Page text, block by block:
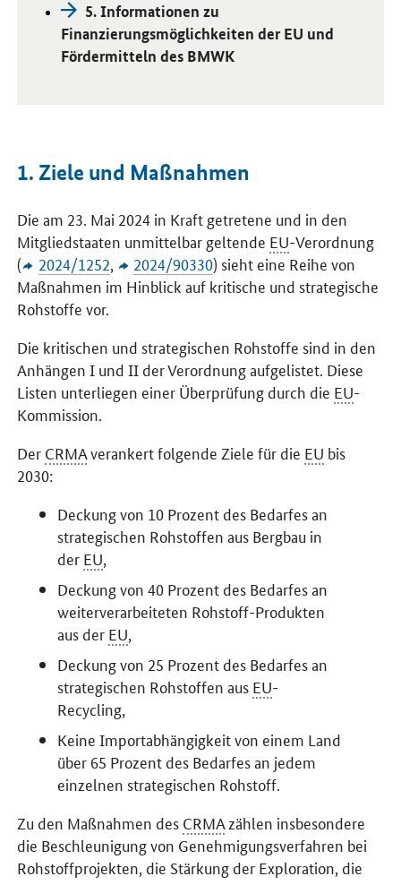
5. Informationen zu
Finanzierungsmöglichkeiten der EU und
Fördermitteln des BMWK
1. Ziele und Maßnahmen
Die am 23. Mai 2024 in Kraft getretene und in den
Mitgliedstaaten unmittelbar geltende EU-Verordnung
(
2024/1252, 2024/90330) sieht eine Reihe von
Maßnahmen im Hinblick auf kritische und strategische
Rohstoffe vor.
Die kritischen und strategischen Rohstoffe sind in den
Anhängen I und II der Verordnung aufgelistet. Diese
Listen unterliegen einer Überprüfung durch die EU-
Kommission.
Der CRMAverankert folgende Ziele für die EU bis
2030:
Deckung von 10 Prozent des Bedarfes an
strategischen Rohstoffen aus Bergbau in
der EU,
Deckung von 40 Prozent des Bedarfes an
weiterverarbeiteten Rohstoff-Produkten
aus der EU,
Deckung von 25 Prozent des Bedarfes an
strategischen Rohstoffen aus EU-
Recycling,
Keine Importabhängigkeit von einem Land
über 65 Prozent des Bedarfes an jedem
einzelnen strategischen Rohstoff.
Zu den Maßnahmen des CRMAzählen insbesondere
die Beschleunigung von Genehmigungsverfahren bei
Rohstoffprojekten, die Stärkung der Exploration, die